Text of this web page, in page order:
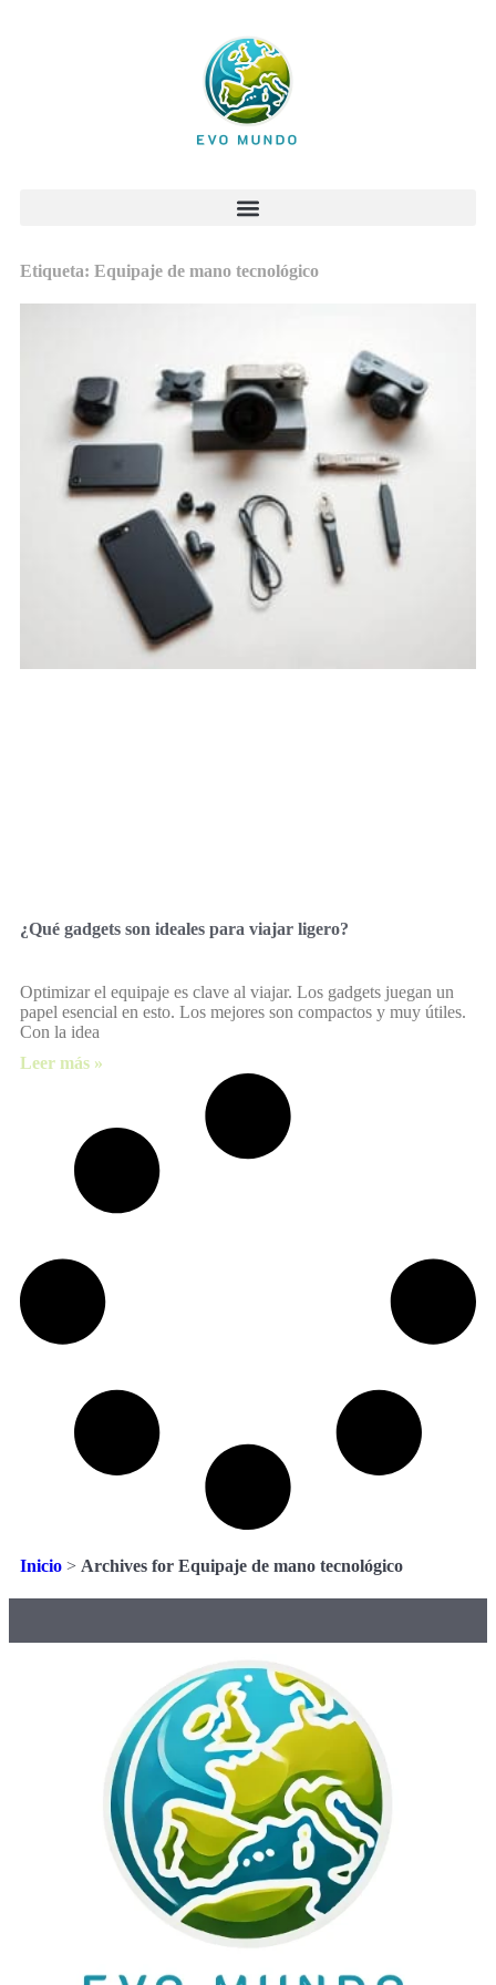
Etiqueta: Equipaje de mano tecnológico
¿Qué gadgets son ideales para viajar ligero?
Optimizar el equipaje es clave al viajar. Los gadgets juegan un
papel esencial en esto. Los mejores son compactos y muy útiles.
Con la idea
Leer más »
Inicio > Archives for Equipaje de mano tecnológico